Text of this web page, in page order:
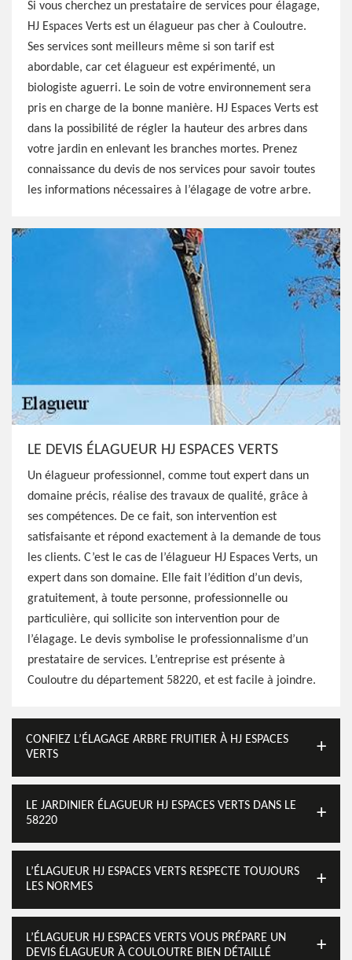
Si vous cherchez un prestataire de services pour élagage,
HJ Espaces Verts est un élagueur pas cher à Couloutre.
Ses services sont meilleurs même si son tarif est
abordable, car cet élagueur est expérimenté, un
biologiste aguerri. Le soin de votre environnement sera
pris en charge de la bonne manière. HJ Espaces Verts est
dans la possibilité de régler la hauteur des arbres dans
votre jardin en enlevant les branches mortes. Prenez
connaissance du devis de nos services pour savoir toutes
les informations nécessaires à l’élagage de votre arbre.
LE DEVIS ÉLAGUEUR HJ ESPACES VERTS
Un élagueur professionnel, comme tout expert dans un
domaine précis, réalise des travaux de qualité, grâce à
ses compétences. De ce fait, son intervention est
satisfaisante et répond exactement à la demande de tous
les clients. C’est le cas de l’élagueur HJ Espaces Verts, un
expert dans son domaine. Elle fait l’édition d’un devis,
gratuitement, à toute personne, professionnelle ou
particulière, qui sollicite son intervention pour de
l’élagage. Le devis symbolise le professionnalisme d’un
prestataire de services. L’entreprise est présente à
Couloutre du département 58220, et est facile à joindre.
CONFIEZ L’ÉLAGAGE ARBRE FRUITIER À HJ ESPACES
VERTS
LE JARDINIER ÉLAGUEUR HJ ESPACES VERTS DANS LE
58220
L’ÉLAGUEUR HJ ESPACES VERTS RESPECTE TOUJOURS
LES NORMES
L’ÉLAGUEUR HJ ESPACES VERTS VOUS PRÉPARE UN
DEVIS ÉLAGUEUR À COULOUTRE BIEN DÉTAILLÉ